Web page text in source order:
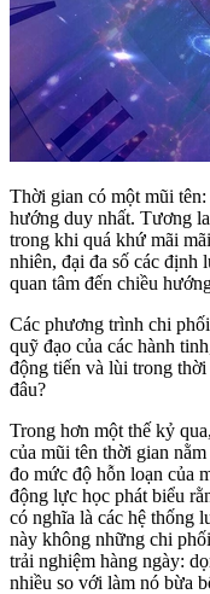
Thời gian có một mũi
hướng duy nhất. Tương
trong khi quá khứ mãi
nhiên, đại đa số các định
quan tâm đến chiều
Các phương trình chi
quỹ đạo của các hành
động tiến và lùi trong
đâu?
Trong hơn một thế kỷ
của mũi tên thời gian
đo mức độ hỗn loạn của
động lực học phát biểu
có nghĩa là các hệ thống
này không những chi
trải nghiệm hàng ngày:
nhiều so với làm nó bừa